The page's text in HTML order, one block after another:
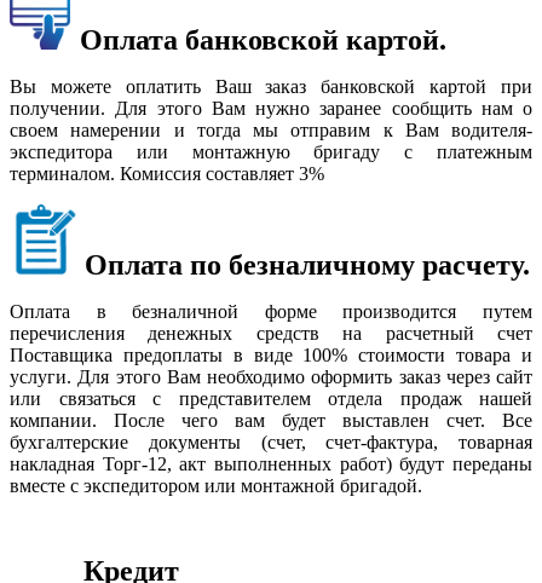
Оплата банковской картой.
Вы можете оплатить Ваш заказ банковской картой при
получении. Для этого Вам нужно заранее сообщить нам о
своем намерении и тогда мы отправим к Вам водителя-
экспедитора или монтажную бригаду с платежным
терминалом. Комиссия составляет 3%
Оплата по безналичному расчету.
Оплата в безналичной форме производится путем
перечисления денежных средств на расчетный счет
Поставщика предоплаты в виде 100% стоимости товара и
услуги. Для этого Вам необходимо оформить заказ через сайт
или связаться с представителем отдела продаж нашей
компании. После чего вам будет выставлен счет. Все
бухгалтерские документы (счет, счет-фактура, товарная
накладная Торг-12, акт выполненных работ) будут переданы
вместе с экспедитором или монтажной бригадой.
Кредит